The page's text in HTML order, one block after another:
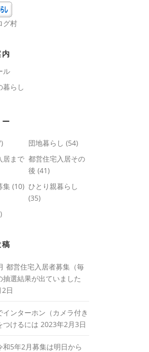
グ村
ル
暮らし
団地暮らし (54)
居まで 都営住宅入居その
後 (41)
集 (10) ひとり親暮らし
(35)
都営住宅入居者募集（毎
抽選結果が出ていました
日
インターホン（カメラ付き
つけるには 2023年2月3日
和5年2月募集は明日から